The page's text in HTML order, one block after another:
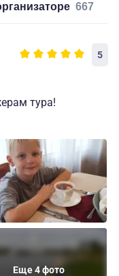
667
5
тура!
Еще 4 фото